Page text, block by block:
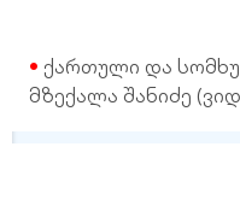
ქართული და
მზექალა შანიძე